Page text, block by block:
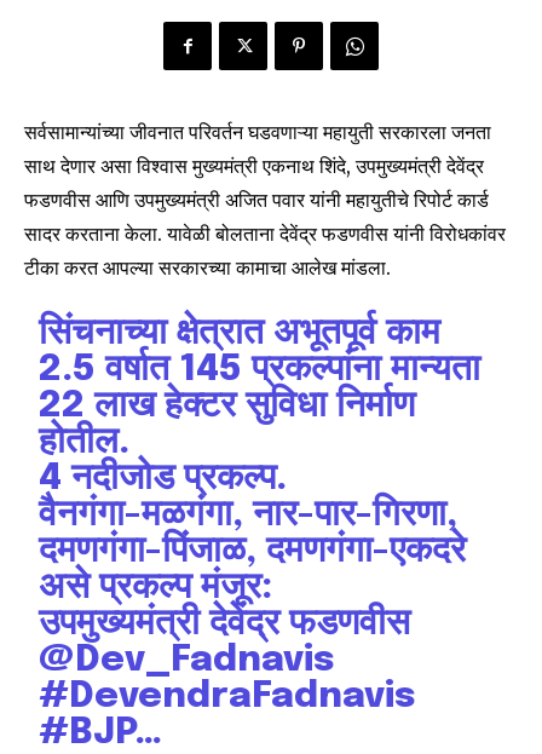
सर्वसामान्यांच्या जीवनात परिवर्तन घडवणाऱ्या महायुती सरकारला जनता
साथ देणार असा विश्वास मुख्यमंत्री एकनाथ शिंदे, उपमुख्यमंत्री देवेंद्र
फडणवीस आणि उपमुख्यमंत्री अजित पवार यांनी महायुतीचे रिपोर्ट कार्ड
सादर करताना केला. यावेळी बोलताना देवेंद्र फडणवीस यांनी विरोधकांवर
टीका करत आपल्या सरकारच्या कामाचा आलेख मांडला.
सिंचनाच्या क्षेत्रात अभूतपूर्व काम
2.5 वर्षात 145 प्रकल्पांना मान्यता
22 लाख हेक्टर सुविधा निर्माण
होतील.
4 नदीजोड प्रकल्प.
वैनगंगा-मळगंगा, नार-पार-गिरणा,
दमणगंगा-पिंजाळ, दमणगंगा-एकदरे
असे प्रकल्प मंजूर:
उपमुख्यमंत्री देवेंद्र फडणवीस
@Dev_Fadnavis
#DevendraFadnavis
#BJP…